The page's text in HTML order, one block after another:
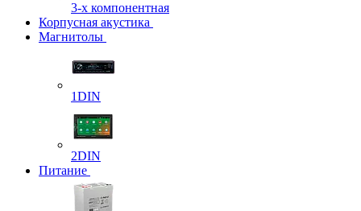
3-х компонентная
Корпусная акустика
Магнитолы
1DIN
2DIN
Питание